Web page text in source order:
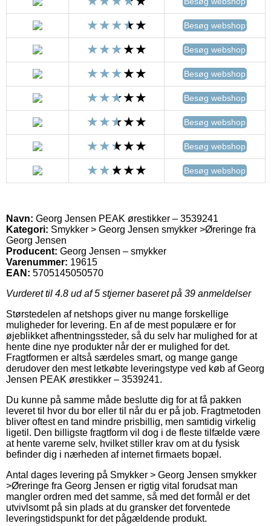
Besøg webshop
Besøg webshop
Besøg webshop
Besøg webshop
Besøg webshop
Besøg webshop
Besøg webshop
Navn: Georg Jensen PEAK ørestikker – 3539241
Kategori: Smykker > Georg Jensen smykker >Øreringe fra
Georg Jensen
Producent: Georg Jensen – smykker
Varenummer: 19615
EAN: 5705145050570
Vurderet til 4.8 ud af 5 stjerner baseret på 39 anmeldelser
Størstedelen af netshops giver nu mange forskellige
muligheder for levering. En af de mest populære er for
øjeblikket afhentningssteder, så du selv har mulighed for at
hente dine nye produkter når der er mulighed for det.
Fragtformen er altså særdeles smart, og mange gange
derudover den mest letkøbte leveringstype ved køb af Georg
Jensen PEAK ørestikker – 3539241.
Du kunne på samme måde beslutte dig for at få pakken
leveret til hvor du bor eller til når du er på job. Fragtmetoden
bliver oftest en tand mindre prisbillig, men samtidig virkelig
ligetil. Den billigste fragtform vil dog i de fleste tilfælde være
at hente varerne selv, hvilket stiller krav om at du fysisk
befinder dig i nærheden af internet firmaets bopæl.
Antal dages levering på Smykker > Georg Jensen smykker
>Øreringe fra Georg Jensen er rigtig vital forudsat man
mangler ordren med det samme, så med det formål er det
utvivlsomt på sin plads at du gransker det forventede
leveringstidspunkt for det pågældende produkt.